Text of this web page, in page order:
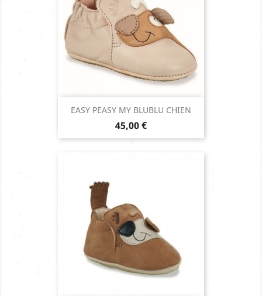
EASY PEASY MY BLUBLU CHIEN
Prix
45,00 €